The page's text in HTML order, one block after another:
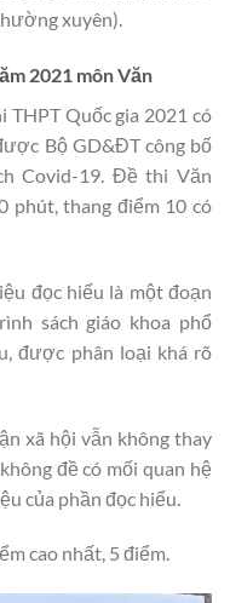
xuyên).
2021 môn Văn
Quốc gia 2021 có
Bộ GD&ĐT công bố
Covid-19. Đề thi Văn
phút, thang điểm 10 có
đọc hiểu là một đoạn
sách giáo khoa phổ
được phân loại khá rõ
xã hội vẫn không thay
đề có mối quan hệ
của phần đọc hiểu.
cao nhất, 5 điểm.